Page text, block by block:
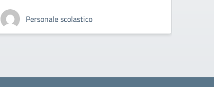
Personale scolastico